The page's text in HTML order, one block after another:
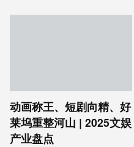
动画称王、短剧向精、好
莱坞重整河山 | 2025文娱
产业盘点